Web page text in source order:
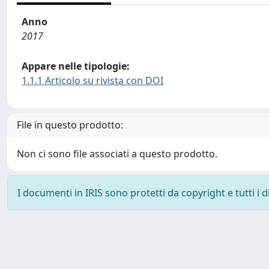
Anno
2017
Appare nelle tipologie:
1.1.1 Articolo su rivista con DOI
File in questo prodotto:
Non ci sono file associati a questo prodotto.
I documenti in IRIS sono protetti da copyright e tutti i